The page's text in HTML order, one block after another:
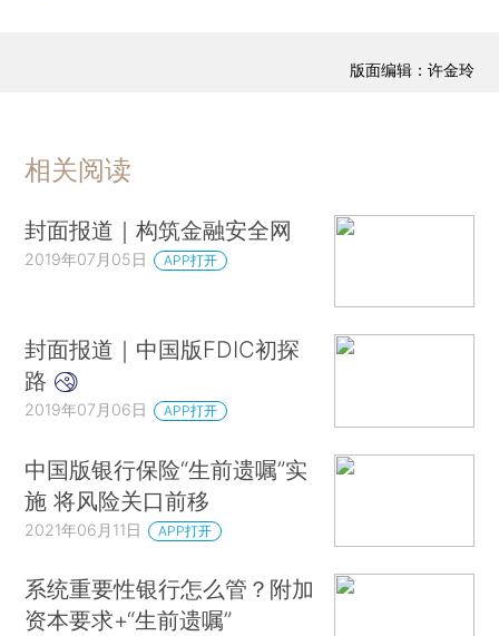
版面编辑：许金玲
相关阅读
封面报道｜构筑金融安全网
2019年07月05日 APP打开
封面报道｜中国版FDIC初探
路
2019年07月06日 APP打开
中国版银行保险“生前遗嘱”实
施 将风险关口前移
2021年06月11日 APP打开
系统重要性银行怎么管？附加
资本要求+“生前遗嘱”